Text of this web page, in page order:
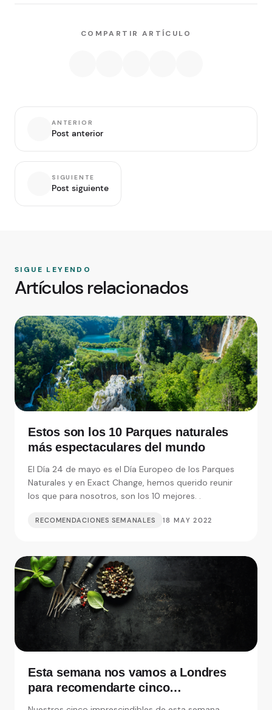
COMPARTIR ARTÍCULO
ANTERIOR
Post anterior
SIGUIENTE
Post siguiente
SIGUE LEYENDO
Artículos relacionados
Estos son los 10 Parques naturales
más espectaculares del mundo
El Día 24 de mayo es el Día Europeo de los Parques
Naturales y en Exact Change, hemos querido reunir
los que para nosotros, son los 10 mejores. .
RECOMENDACIONES SEMANALES 18 MAY 2022
Esta semana nos vamos a Londres
para recomendarte cinco